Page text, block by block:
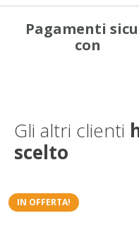
Pagamenti
con
Gli altri clienti
scelto
IN OFFERTA!